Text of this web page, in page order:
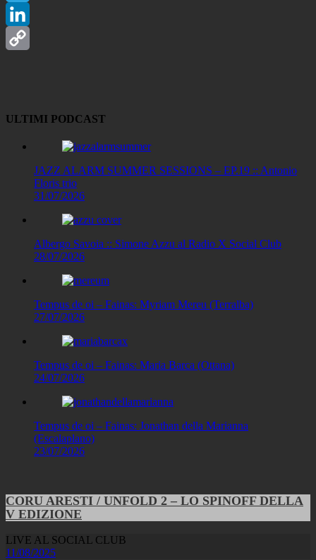
Telegram
LinkedIn
ULTIMI PODCAST
JAZZ ALARM SUMMER SESSIONS – EP.19 :: Antonio
Floris trio
31/07/2026
Albergo Savoia :: Simone Azzu al Radio X Social Club
28/07/2026
Tempus de oi – Fainas: Myriam Mereu (Terralba)
27/07/2026
Tempus de oi – Fainas: Maria Barca (Ottana)
24/07/2026
Tempus de oi – Fainas: Jonathan della Marianna
(Escalaplano)
23/07/2026
CORU ARESTI / UNFOLD 2 – LO SPINOFF DELLA
V EDIZIONE
LIVE AL SOCIAL CLUB
11/08/2025